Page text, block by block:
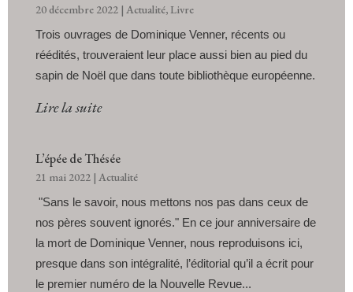
20 décembre 2022 | Actualité,Livre
Trois ouvrages de Dominique Venner, récents ou
réédités, trouveraient leur place aussi bien au pied du
sapin de Noël que dans toute bibliothèque européenne.
Lire la suite
L’épée de Thésée
21 mai 2022 | Actualité
"Sans le savoir, nous mettons nos pas dans ceux de
nos pères souvent ignorés." En ce jour anniversaire de
la mort de Dominique Venner, nous reproduisons ici,
presque dans son intégralité, l’éditorial qu’il a écrit pour
le premier numéro de la Nouvelle Revue...